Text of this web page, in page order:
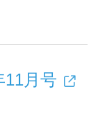
11月号